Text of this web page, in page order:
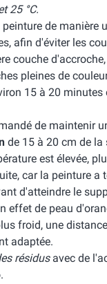
25 °C.
de manière
afin d'éviter les
couche
pleines de
15 à 20 minutes
de maintenir
de 15 à 20 cm de la
est élevée,
car la peinture a
d'atteindre le
effet de peau
froid, une
adaptée.
résidusavec de